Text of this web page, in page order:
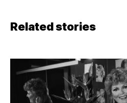
Related stories